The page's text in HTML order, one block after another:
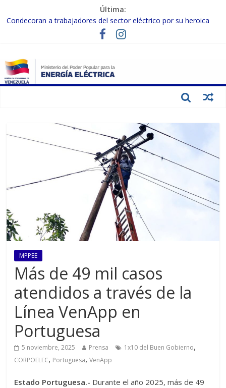
Última:
Condecoran a trabajadores del sector eléctrico por su heroica
labor tras el doble sismo del 24-J
Gobierno Nacional coordina acciones con el sector privado para
Inspeccionan trabajos de rehabilitación en instalaciones del SEN
en Carabobo
Gobierno Nacional activa plan preventivo para fortalecer el SEN
MPPEE
Más de 49 mil casos
atendidos a través de la
Línea VenApp en
Portuguesa
5 noviembre, 2025 Prensa 1x10 del Buen Gobierno,
CORPOELEC, Portuguesa,VenApp
Estado Portuguesa.- Durante el año 2025, más de 49